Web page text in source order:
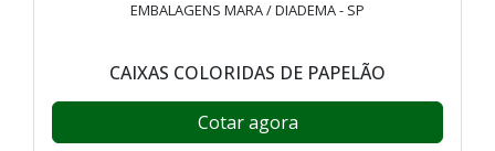
EMBALAGENS MARA / DIADEMA - SP
CAIXAS COLORIDAS DE PAPELÃO
Cotar agora